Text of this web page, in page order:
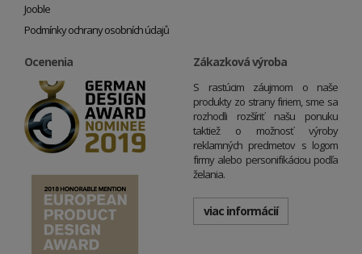
Jooble
Podmínky ochrany osobních údajů
Ocenenia Zákazková výroba
S rastúcim záujmom o naše
produkty zo strany firiem, sme sa
rozhodli rozšíriť našu ponuku
taktiež o možnosť výroby
reklamných predmetov s logom
firmy alebo personifikáciou podľa
želania.
viac informácií